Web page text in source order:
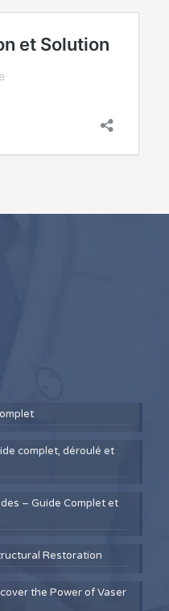
complet, déroulé et
– Guide Complet et
Restoration
the Power of Vaser